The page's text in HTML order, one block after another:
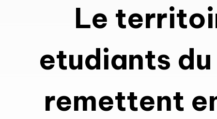
Le
etudiants
remettent